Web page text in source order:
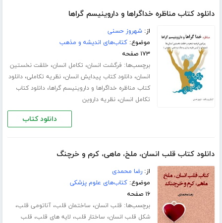
دانلود کتاب مناظره خداگراها و داروینیسم گراها
از:شهروز حسنی
موضوع:کتاب‌های اندیشه و مذهب
۱۷۳ صفحه
برچسب‌ها: فرگشت انسان، تکامل انسان، خلقت نخستین
انسان،دانلود کتاب پیدایش انسان،نظریه تکاملی،دانلود
کتاب مناظره خداگراها و داروینیسم گراها،دانلود کتاب
تکامل انسان،نظریه داروین
دانلود کتاب
دانلود کتاب قلب انسان، ملخ، ماهی، کرم و خرچنگ
از:رضا محمدی
موضوع:کتاب‌های علوم پزشکی
۱۶ صفحه
برچسب‌ها: قلب انسان، ساختمان قلب،آناتومی قلب،
شکل قلب انسان، ساختار قلب، لایه های قلب، قلب